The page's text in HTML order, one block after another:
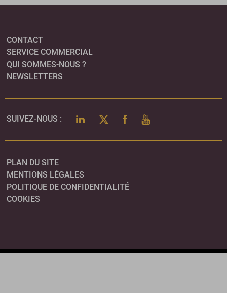
CONTACT
SERVICE COMMERCIAL
QUI SOMMES-NOUS ?
NEWSLETTERS
SUIVEZ-NOUS : LINKEDINTWITTERFACEBOOK
YOUTUBE
PLAN DU SITE
MENTIONS LÉGALES
POLITIQUE DE CONFIDENTIALITÉ
COOKIES